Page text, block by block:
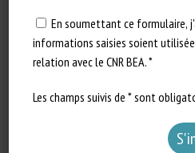
En soumettant ce formulaire,
informations saisies soient
relation avec le CNR BEA. *
Les champs suivis de * sont